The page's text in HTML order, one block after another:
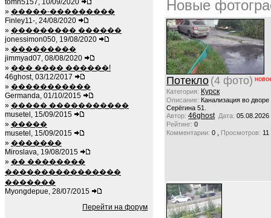
tomh5157, 10/09/2020
» �����-���������
Finley11-, 24/08/2020
» ��������� ������
jonessimon050, 19/08/2020
» ���������
jimmyad07, 08/08/2020
» ��� ���� ������!
46ghost, 03/12/2017
» �����������
Germanda, 01/10/2015
» ����� �����������
musetel, 15/09/2015
» �����
musetel, 15/09/2015
» �������
Miroslava, 19/08/2015
» �� ��������
����������������
�������
Myongdepue, 28/07/2015
Перейти на форум
Новые
Потекло (4 фото)
Категория: Курск
Описание: Канализация во
Серёгина 51.
Автор: 46ghost Дата: 05.08.2026
Рейтинг: 0
Комментарии: 0 , Просмотров: 11